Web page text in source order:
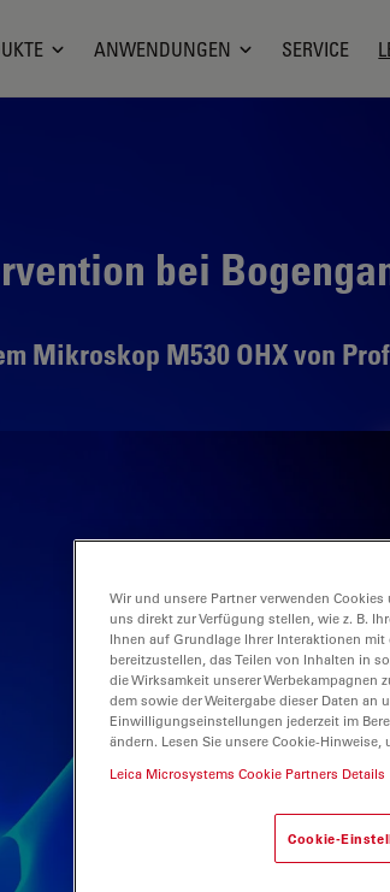
ANWENDUNGEN SERVICE
bei
Mikroskop M530 OHX von
Wir und unsere Partner verwenden
uns direkt zur Verfügung stellen, wie z. B.
Ihnen auf Grundlage Ihrer Interaktionen
bereitzustellen, das Teilen von Inhalten in
die Wirksamkeit unserer Werbekampagnen
dem sowie der Weitergabe dieser Daten an
Einwilligungseinstellungen jederzeit im
ändern. Lesen Sie unsere Cookie-
Leica Microsystems Cookie Partners Details
Cookie-